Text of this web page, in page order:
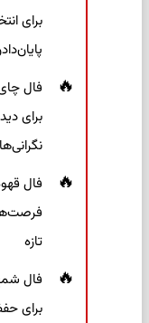
برای
برای
تازه
برای